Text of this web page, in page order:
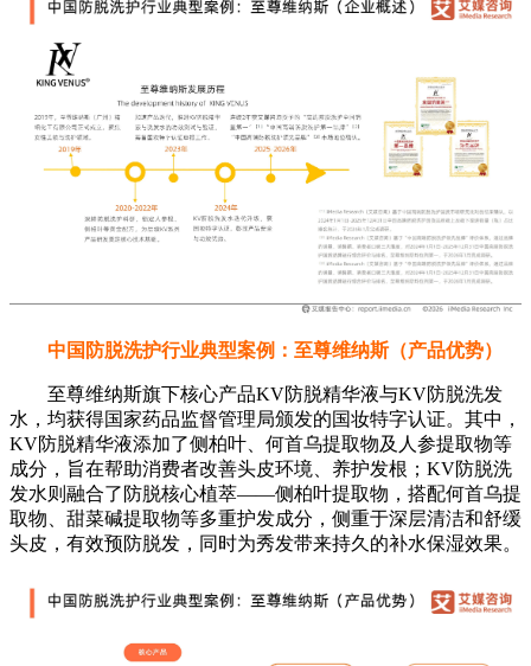
中国防脱洗护行业典型案例：至尊维纳斯（产品优势）
至尊维纳斯旗下核心产品KV防脱精华液与KV防脱洗发
水，均获得国家药品监督管理局颁发的国妆特字认证。其中，
KV防脱精华液添加了侧柏叶、何首乌提取物及人参提取物等
成分，旨在帮助消费者改善头皮环境、养护发根；KV防脱洗
发水则融合了防脱核心植萃——侧柏叶提取物，搭配何首乌提
取物、甜菜碱提取物等多重护发成分，侧重于深层清洁和舒缓
头皮，有效预防脱发，同时为秀发带来持久的补水保湿效果。
洗发水消费者的洗发频率
iiMedia Research（艾媒咨询）数据显示，超过七成洗发水